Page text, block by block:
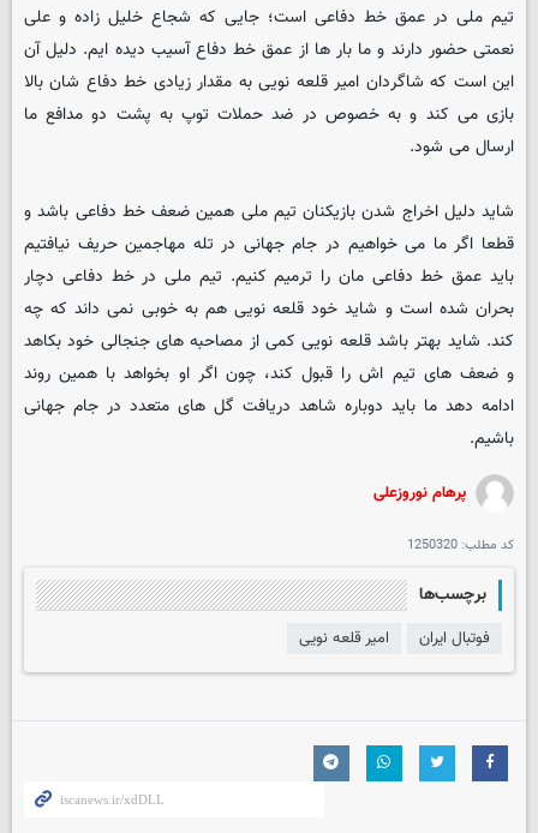
تیم ملی در عمق خط دفاعی است؛ جایی که شجاع خلیل زاده و علی
نعمتی حضور دارند و ما بار ها از عمق خط دفاع آسیب دیده ایم. دلیل آن
این است که شاگردان امیر قلعه نویی به مقدار زیادی خط دفاع شان بالا
بازی می کند و به خصوص در ضد حملات توپ به پشت دو مدافع ما
ارسال می شود.
شاید دلیل اخراج شدن بازیکنان تیم ملی همین ضعف خط دفاعی باشد و
قطعا اگر ما می خواهیم در جام جهانی در تله مهاجمین حریف نیافتیم
باید عمق خط دفاعی مان را ترمیم کنیم. تیم ملی در خط دفاعی دچار
بحران شده است و شاید خود قلعه نویی هم به خوبی نمی داند که چه
کند. شاید بهتر باشد قلعه نویی کمی از مصاحبه های جنجالی خود بکاهد
و ضعف های تیم اش را قبول کند، چون اگر او بخواهد با همین روند
ادامه دهد ما باید دوباره شاهد دریافت گل های متعدد در جام جهانی
باشیم.
پرهام نوروزعلی
کد مطلب: 1250320
برچسب‌ها
فوتبال ایران امیر قلعه نویی